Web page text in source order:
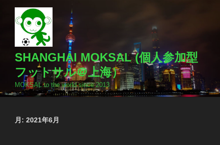
ッ
SHANGHAI MOKSAL (個人参加型
フットサル＠上海）
MOKSAL to the world since 2013
月: 2021年6月